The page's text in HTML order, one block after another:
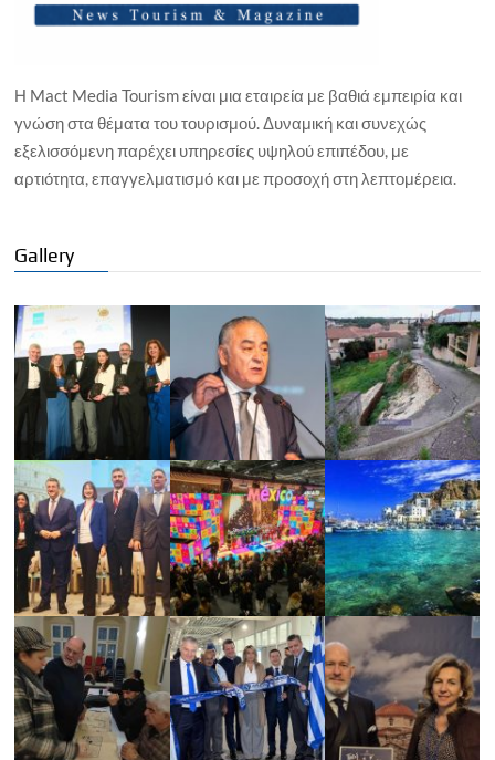
Η Mact Media Tourism είναι μια εταιρεία με βαθιά εμπειρία και
γνώση στα θέματα του τουρισμού. Δυναμική και συνεχώς
εξελισσόμενη παρέχει υπηρεσίες υψηλού επιπέδου, με
αρτιότητα, επαγγελματισμό και με προσοχή στη λεπτομέρεια.
Gallery